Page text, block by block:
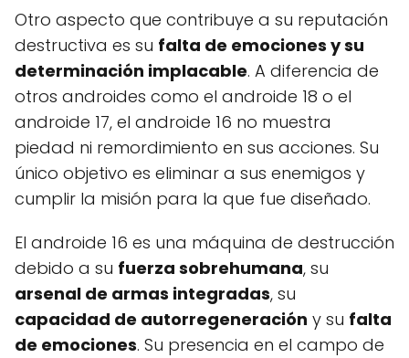
Otro aspecto que contribuye a su reputación
destructiva es su falta de emociones y su
determinación implacable. A diferencia de
otros androides como el androide 18 o el
androide 17, el androide 16 no muestra
piedad ni remordimiento en sus acciones. Su
único objetivo es eliminar a sus enemigos y
cumplir la misión para la que fue diseñado.
El androide 16 es una máquina de destrucción
debido a su fuerza sobrehumana, su
arsenal de armas integradas, su
capacidad de autorregeneración y su falta
de emociones. Su presencia en el campo de